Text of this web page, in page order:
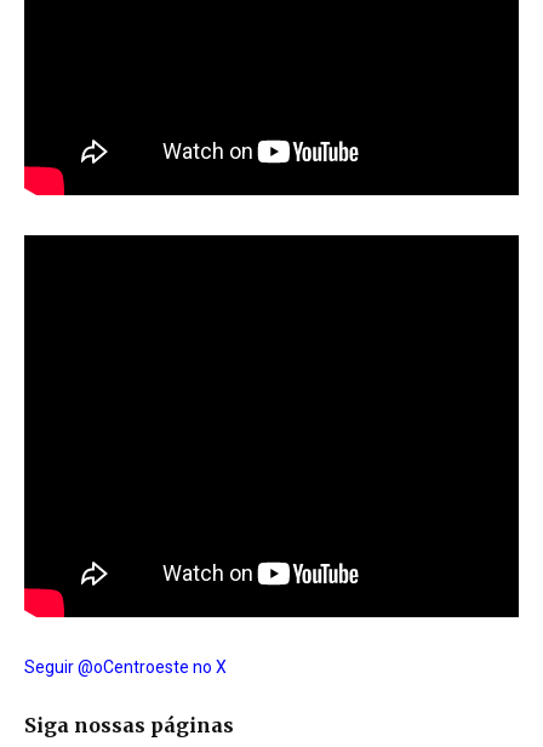
Seguir @oCentroeste no X
Siga nossas páginas